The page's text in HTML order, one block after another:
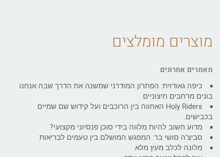
מוצרים מומלצים
מאמרים אחרונים
כיפה גאודזית: הפתרון המודרני שמשנה את הדרך שבה אנחנו
בונים מרחבים חיצוניים
Holy Riders האחווה בין הרוכבים ועל קידוש שם שמיים
בכבישים.
מדוע חשוב להיות מלווה בידי סוכן פנסיוני מקצועי?
סביצ'ה סושי בר: המפגש המושלם בין טעמים לבריאות
מלונה לכלב מעץ מלא